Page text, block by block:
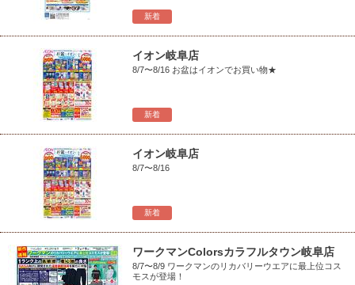
新着
新着
イオン岐阜店
8/7〜8/16 お盆はイオンでお買い物★
新着
イオン岐阜店
8/7〜8/16
ワークマンColorsカラフルタウン岐阜店
8/7〜8/9 ワークマンのリカバリーウエアに最上位コス
モスが登場！